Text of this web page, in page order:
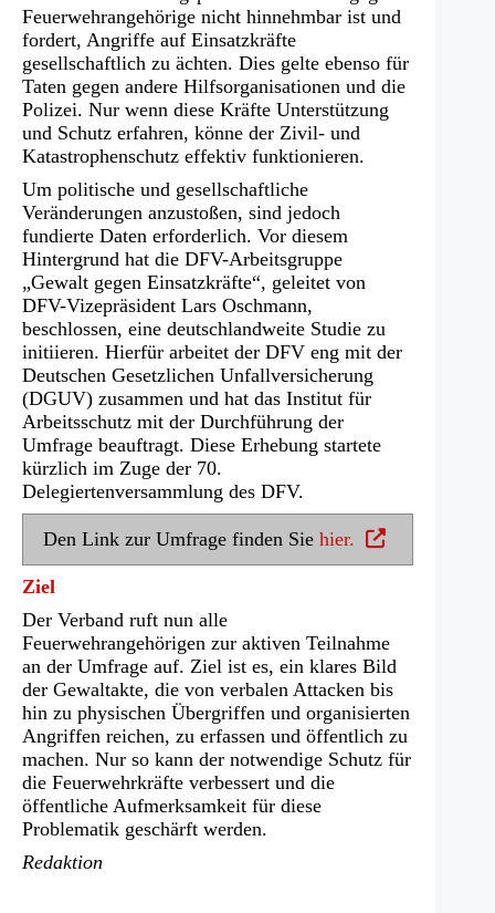
Feuerwehrangehörige nicht hinnehmbar ist und
fordert, Angriffe auf Einsatzkräfte
gesellschaftlich zu ächten. Dies gelte ebenso für
Taten gegen andere Hilfsorganisationen und die
Polizei. Nur wenn diese Kräfte Unterstützung
und Schutz erfahren, könne der Zivil- und
Katastrophenschutz effektiv funktionieren.
Um politische und gesellschaftliche
Veränderungen anzustoßen, sind jedoch
fundierte Daten erforderlich. Vor diesem
Hintergrund hat die DFV-Arbeitsgruppe
„Gewalt gegen Einsatzkräfte“, geleitet von
DFV-Vizepräsident Lars Oschmann,
beschlossen, eine deutschlandweite Studie zu
initiieren. Hierfür arbeitet der DFV eng mit der
Deutschen Gesetzlichen Unfallversicherung
(DGUV) zusammen und hat das Institut für
Arbeitsschutz mit der Durchführung der
Umfrage beauftragt. Diese Erhebung startete
kürzlich im Zuge der 70.
Delegiertenversammlung des DFV.
Den Link zur Umfrage finden Sie hier. (Ö
f
t
i
n
e
i
n
Ziel
Der Verband ruft nun alle
Feuerwehrangehörigen zur aktiven Teilnahme
an der Umfrage auf. Ziel ist es, ein klares Bild
der Gewaltakte, die von verbalen Attacken bis
hin zu physischen Übergriffen und organisierten
Angriffen reichen, zu erfassen und öffentlich zu
machen. Nur so kann der notwendige Schutz für
die Feuerwehrkräfte verbessert und die
öffentliche Aufmerksamkeit für diese
Problematik geschärft werden.
Redaktion